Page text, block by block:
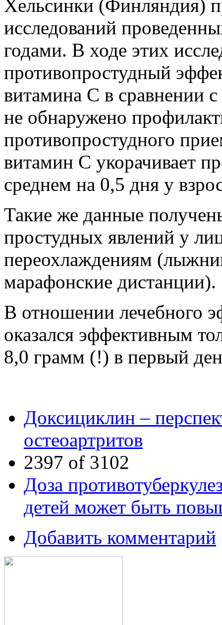
Хельсинки (Финляндия)
исследований
годами. В ходе этих
противопростудный
витамина С в сравнении
не обнаружено
противопростудного
витамин С укорачивает
среднем на 0,5 дня у
Такие же данные
простудных явлений у
переохлаждениям
марафонские дистанции).
В отношении лечебного
оказался эффективным
8,0 грамм (!) в первый
Доксициклин –
остеоартритов
2397 of 3102
Доза
детей может быть
Добавить комментарий